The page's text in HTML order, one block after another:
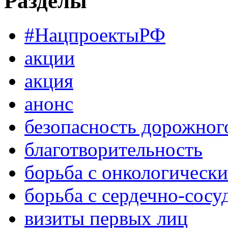
#НацпроектыРФ
акции
акция
анонс
безопасность
благотворительность
борьба с
борьба с сердечно-
визиты первых лиц